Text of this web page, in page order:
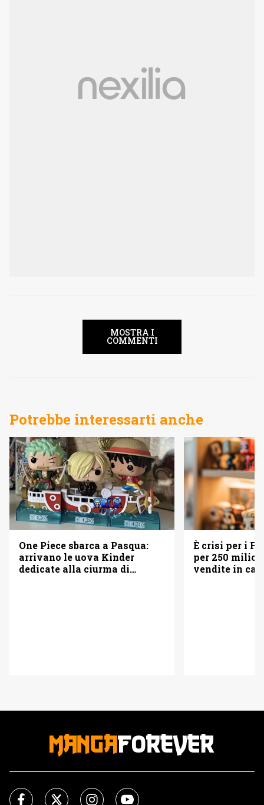
MOSTRA I
COMMENTI
Potrebbe interessarti anche
One Piece sbarca a Pasqua:
arrivano le uova Kinder
dedicate alla ciurma di
È crisi per i
per 250
vendite in